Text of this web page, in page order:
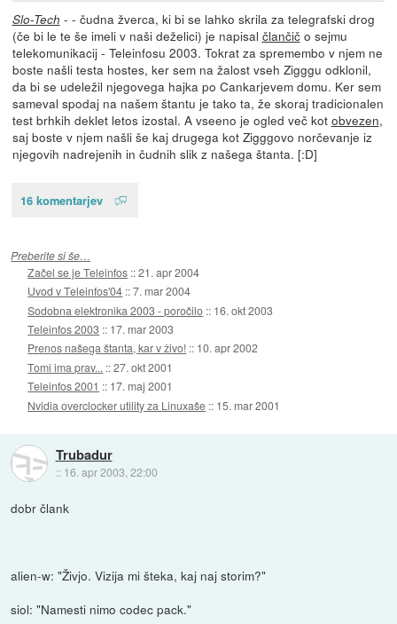
Slo-Tech - - čudna žverca, ki bi se lahko skrila za telegrafski drog
(če bi le te še imeli v naši deželici) je napisal člančičo sejmu
telekomunikacij - Teleinfosu 2003. Tokrat za spremembo v njem ne
boste našli testa hostes, ker sem na žalost vseh Zigggu odklonil,
da bi se udeležil njegovega hajka po Cankarjevem domu. Ker sem
sameval spodaj na našem štantu je tako ta, že skoraj tradicionalen
test brhkih deklet letos izostal. A vseeno je ogled več kot obvezen,
saj boste v njem našli še kaj drugega kot Zigggovo norčevanje iz
njegovih nadrejenih in čudnih slik z našega štanta. [:D]
16 komentarjev
Preberite si še…
Začel se je Teleinfos ::21. apr 2004
Uvod v Teleinfos'04 ::7. mar 2004
Sodobna elektronika 2003 - poročilo :: 16. okt 2003
Teleinfos 2003 :: 17. mar 2003
Prenos našega štanta, kar v živo! :: 10. apr 2002
Tomi ima prav... ::27. okt 2001
Teleinfos 2001 :: 17. maj 2001
Nvidia overclocker utility za Linuxaše :: 15. mar 2001
Trubadur
:: 16. apr 2003, 22:00
dobr člank
alien-w: "Živjo. Vizija mi šteka, kaj naj storim?"
siol: "Namesti nimo codec pack."